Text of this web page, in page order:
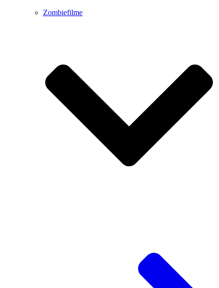
Zombiefilme